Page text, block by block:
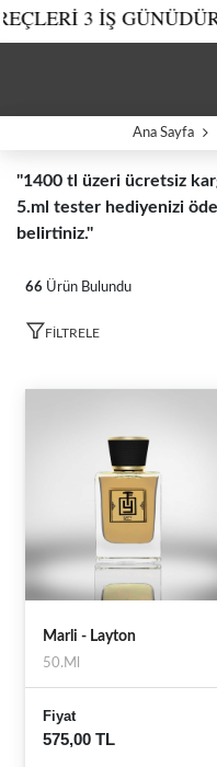
3 İŞ GÜNÜDÜR.1400
Ana Sayfa
''1400 tl üzeri ücretsiz
5.ml tester hediyenizi
belirtiniz.''
66 Ürün Bulundu
FILTRELE
Marli - Layton
50.Ml
Fiyat
575,00 TL